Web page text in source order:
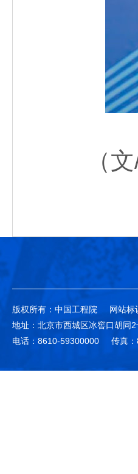
（文/
版权所有：中国工程院 网站标
地址：北京市西城区冰窖口胡同2
电话：8610-59300000
传真